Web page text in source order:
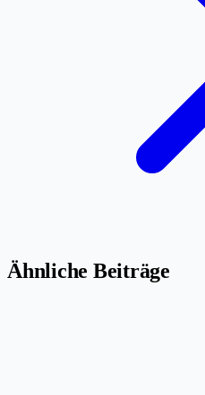
Ähnliche Beiträge